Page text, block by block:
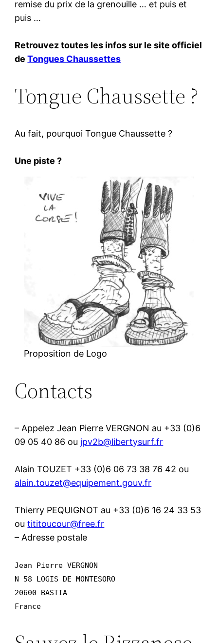
remise du prix de la grenouille … et puis et
puis …
Retrouvez toutes les infos sur le site officiel
deTongues Chaussettes
Tongue Chaussette ?
Au fait, pourquoi Tongue Chaussette ?
Une piste ?
Proposition de Logo
Contacts
– Appelez Jean Pierre VERGNON au +33 (0)6
09 05 40 86 ou jpv2b@libertysurf.fr
Alain TOUZET +33 (0)6 06 73 38 76 42 ou
alain.touzet@equipement.gouv.fr
Thierry PEQUIGNOT au +33 (0)6 16 24 33 53
outititoucour@free.fr
– Adresse postale
Jean Pierre VERGNON
N 58 LOGIS DE MONTESORO
20600 BASTIA
France